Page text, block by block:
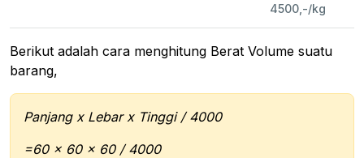
4500,-/kg
Berikut adalah cara menghitung Berat Volume suatu
barang,
Panjang x Lebar x Tinggi / 4000
=60 x 60 x 60 / 4000